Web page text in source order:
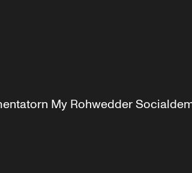
My Rohwedder